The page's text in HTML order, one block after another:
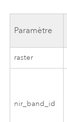
Paramètre
raster
nir_band_id